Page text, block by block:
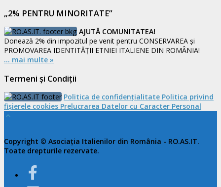
„2% PENTRU MINORITATE”
AJUTĂ COMUNITATEA!
Donează 2% din impozitul pe venit pentru CONSERVAREA și
PROMOVAREA IDENTITĂȚII ETNIEI ITALIENE DIN ROMÂNIA!
... mai multe »
Termeni și Condiții
Politica de confidențialitate Politica privind
fișierele cookies Prelucrarea Datelor cu Caracter Personal
Copyright © Asociația Italienilor din România - RO.AS.IT.
Toate drepturile rezervate.